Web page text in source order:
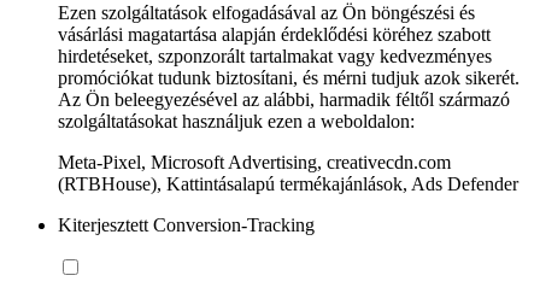
Ezen szolgáltatások elfogadásával az Ön böngészési és
vásárlási magatartása alapján érdeklődési köréhez szabott
hirdetéseket, szponzorált tartalmakat vagy kedvezményes
promóciókat tudunk biztosítani, és mérni tudjuk azok sikerét.
Az Ön beleegyezésével az alábbi, harmadik féltől származó
szolgáltatásokat használjuk ezen a weboldalon:
Meta-Pixel, Microsoft Advertising, creativecdn.com
(RTBHouse), Kattintásalapú termékajánlások, Ads Defender
Kiterjesztett Conversion-Tracking